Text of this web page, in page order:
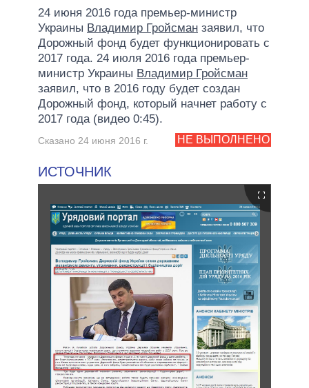
МЭРЫ
ВСЕ ПЕРСОНЫ
24 июня 2016 года премьер-министр
Украины Владимир Гройсман заявил, что
Дорожный фонд будет функционировать с
2017 года. 24 июля 2016 года премьер-
министр Украины Владимир Гройсман
заявил, что в 2016 году будет создан
Дорожный фонд, который начнет работу с
2017 года (видео 0:45).
НЕ ВЫПОЛНЕНО
Сказано 24 июня 2016 г.
ИСТОЧНИК